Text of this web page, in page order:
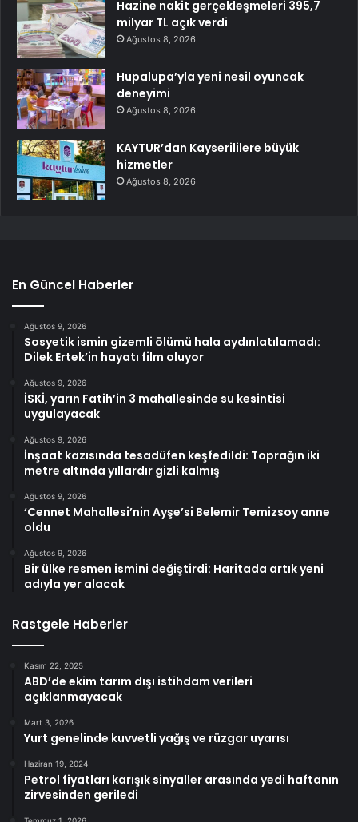
Hazine nakit gerçekleşmeleri 395,7
milyar TL açık verdi
Ağustos 8, 2026
Hupalupa’yla yeni nesil oyuncak
deneyimi
Ağustos 8, 2026
KAYTUR’dan Kayserililere büyük
hizmetler
Ağustos 8, 2026
En Güncel Haberler
Ağustos 9, 2026
Sosyetik ismin gizemli ölümü hala aydınlatılamadı:
Dilek Ertek’in hayatı film oluyor
Ağustos 9, 2026
İSKİ, yarın Fatih’in 3 mahallesinde su kesintisi
uygulayacak
Ağustos 9, 2026
İnşaat kazısında tesadüfen keşfedildi: Toprağın iki
metre altında yıllardır gizli kalmış
Ağustos 9, 2026
‘Cennet Mahallesi’nin Ayşe’si Belemir Temizsoy anne
oldu
Ağustos 9, 2026
Bir ülke resmen ismini değiştirdi: Haritada artık yeni
adıyla yer alacak
Rastgele Haberler
Kasım 22, 2025
ABD’de ekim tarım dışı istihdam verileri
açıklanmayacak
Mart 3, 2026
Yurt genelinde kuvvetli yağış ve rüzgar uyarısı
Haziran 19, 2024
Petrol fiyatları karışık sinyaller arasında yedi haftanın
zirvesinden geriledi